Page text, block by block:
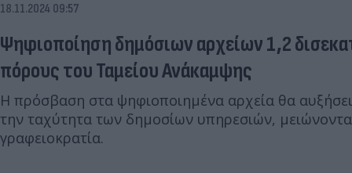
18.11.2024 09:57
Ψηφιοποίηση δημόσιων αρχείων 1,2
πόρους του Ταμείου Ανάκαμψης
Η πρόσβαση στα ψηφιοποιημένα αρχεία θα
την ταχύτητα των δημοσίων υπηρεσιών,
γραφειοκρατία.